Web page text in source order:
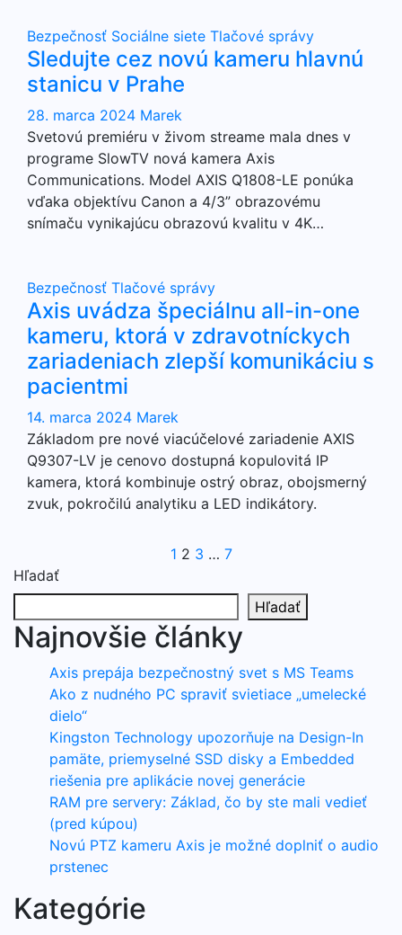
Bezpečnosť Sociálne siete Tlačové správy
Sledujte cez novú kameru hlavnú
stanicu v Prahe
28. marca 2024 Marek
Svetovú premiéru v živom streame mala dnes v
programe SlowTV nová kamera Axis
Communications. Model AXIS Q1808-LE ponúka
vďaka objektívu Canon a 4/3” obrazovému
snímaču vynikajúcu obrazovú kvalitu v 4K…
Bezpečnosť Tlačové správy
Axis uvádza špeciálnu all-in-one
kameru, ktorá v zdravotníckych
zariadeniach zlepší komunikáciu s
pacientmi
14. marca 2024 Marek
Základom pre nové viacúčelové zariadenie AXIS
Q9307-LV je cenovo dostupná kopulovitá IP
kamera, ktorá kombinuje ostrý obraz, obojsmerný
zvuk, pokročilú analytiku a LED indikátory.
Stránkovanie
príspevkov
1 2 3 … 7
Hľadať
Hľadať
Najnovšie články
Axis prepája bezpečnostný svet s MS Teams
Ako z nudného PC spraviť svietiace „umelecké
dielo“
Kingston Technology upozorňuje na Design-In
pamäte, priemyselné SSD disky a Embedded
riešenia pre aplikácie novej generácie
RAM pre servery: Základ, čo by ste mali vedieť
(pred kúpou)
Novú PTZ kameru Axis je možné doplniť o audio
prstenec
Kategórie